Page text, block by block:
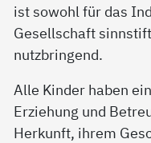
ist sowohl für das
Gesellschaft
nutzbringend.
Alle Kinder haben
Erziehung und
Herkunft, ihrem